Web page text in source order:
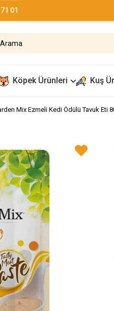
01
Köpek Ürünleri Kuş
Mix Ezmeli Kedi Ödülü Tavuk Eti